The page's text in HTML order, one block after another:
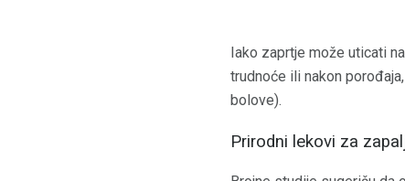
Iako zaprtje može uticati
trudnoće ili nakon
bolove).
Prirodni lekovi za